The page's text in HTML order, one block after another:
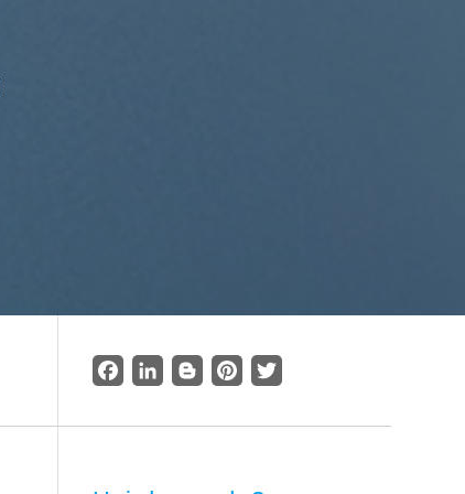
Facebook
LinkedInBloggerPinterestTwitter